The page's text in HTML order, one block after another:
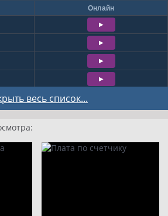
весь список...
Онлайн